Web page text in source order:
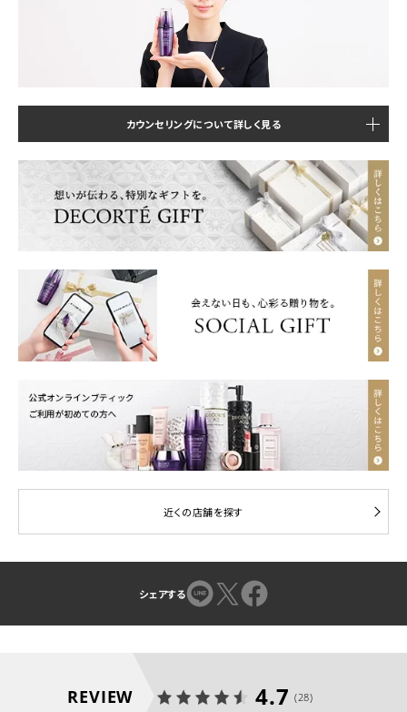
カウンセリングについて詳しく見る
近くの店舗を探す
シェアする
REVIEW 4.7 (28)